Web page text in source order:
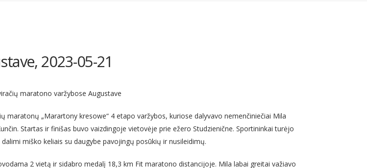
2023-05-21
maratono varžybose Augustave
maratonų „Marartony kresowe“ 4 etapo varžybos, kuriose dalyvavo nemenčiniečiai Mila
Startas ir finišas buvo vaizdingoje vietovėje prie ežero Studzienične. Sportininkai turėjo
miško keliais su daugybe pavojingų posūkių ir nusileidimų.
2 vietą ir sidabro medalį 18,3 km Fit maratono distancijoje. Mila labai greitai važiavo